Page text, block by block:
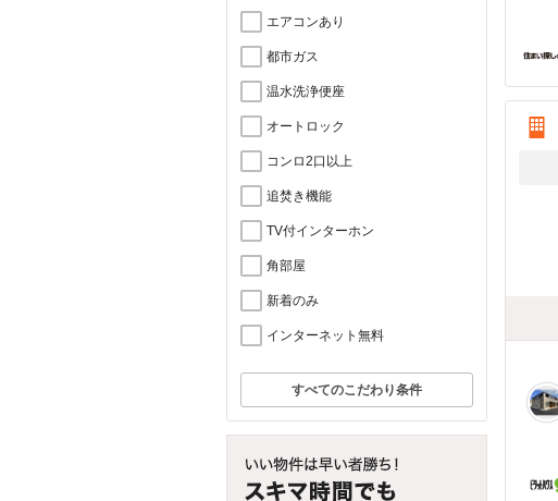
エアコンあり
都市ガス
温水洗浄便座
オートロック
コンロ2口以上
追焚き機能
TV付インターホン
角部屋
新着のみ
インターネット無料
すべてのこだわり条件